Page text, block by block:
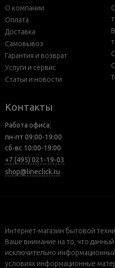
О компании
Оплата
Доставка
Самовывоз
Гарантия и возврат
Услуги и сервис
Статьи и новости
Контакты
Работа офиса:
пн-пт 09:00-19:00
сб-вс 10:00-19:00
+7 (495) 021-19-03
shop@lineclick.ru
Интернет-магазин бытовой
Ваше внимание на то, что
исключительно информационный
условиях информационные